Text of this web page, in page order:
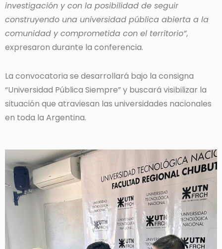
investigación y con la posibilidad de seguir
construyendo una universidad pública abierta a la
comunidad y comprometida con el territorio”,
expresaron durante la conferencia.
La convocatoria se desarrollará bajo la consigna
“Universidad Pública Siempre” y buscará visibilizar la
situación que atraviesan las universidades nacionales
en toda la Argentina.